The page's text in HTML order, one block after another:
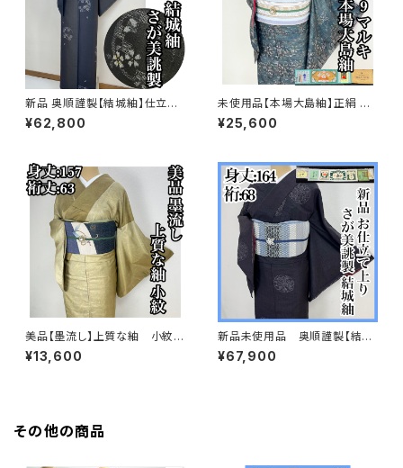
新品 奥順謹製【結城紬】仕立て
上り おく玉 正絹 さが美 s74
8
¥62,800
未使用品【本場大島紬】正絹 9
マルキ 小紋 s731
¥25,600
美品【墨流し】上質な紬 小紋
正絹 着物 袷s718
¥13,600
新品未使用品 奥順謹製【結城
紬】お仕立て上り おく玉 正絹
さが美 証紙s715
¥67,900
その他の商品